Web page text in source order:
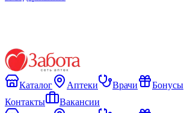
Каталог Аптеки Врачи Бонусы
Контакты
Вакансии